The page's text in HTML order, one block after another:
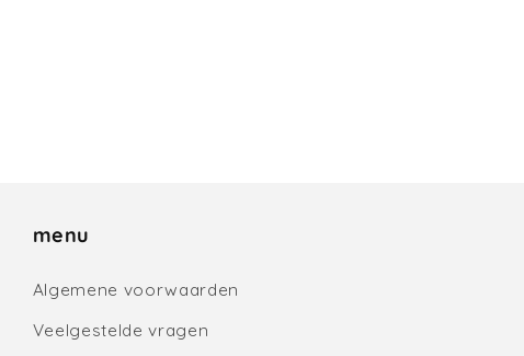
menu
Algemene voorwaarden
Veelgestelde vragen